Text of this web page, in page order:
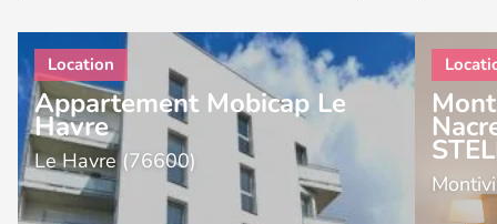
Appartement Mobicap Le
Havre
Le Havre (76600)